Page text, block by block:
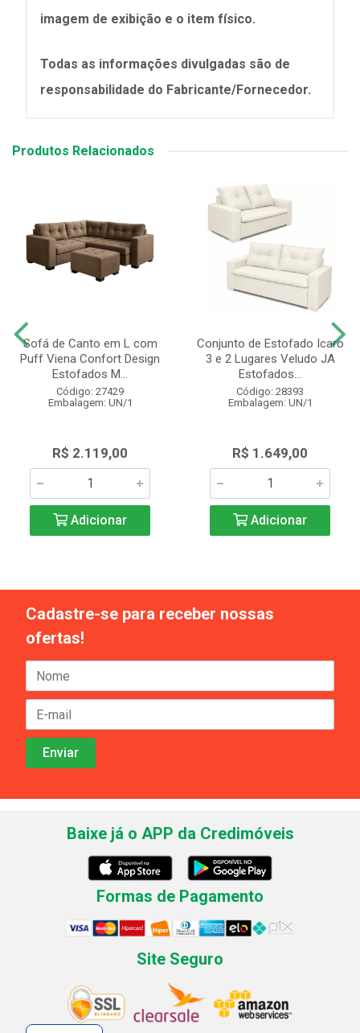
imagem de exibição e o item físico.
Todas as informações divulgadas são de
responsabilidade do Fabricante/Fornecedor.
Produtos Relacionados
Sofá de Canto em L com
Puff Viena Confort Design
Estofados M...
Código: 27429
Embalagem: UN/1
R$ 2.119,00
Adicionar
Conjunto de Estofado Icaro
3 e 2 Lugares Veludo JA
Estofados...
Código: 28393
Embalagem: UN/1
R$ 1.649,00
Adicionar
Cadastre-se para receber nossas
ofertas!
Baixe já o APP da Credimóveis
Formas de Pagamento
Site Seguro